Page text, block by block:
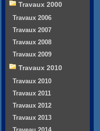
Travaux 2000
Travaux 2006
Travaux 2007
Travaux 2008
Travaux 2009
Travaux 2010
Travaux 2010
Travaux 2011
Travaux 2012
Travaux 2013